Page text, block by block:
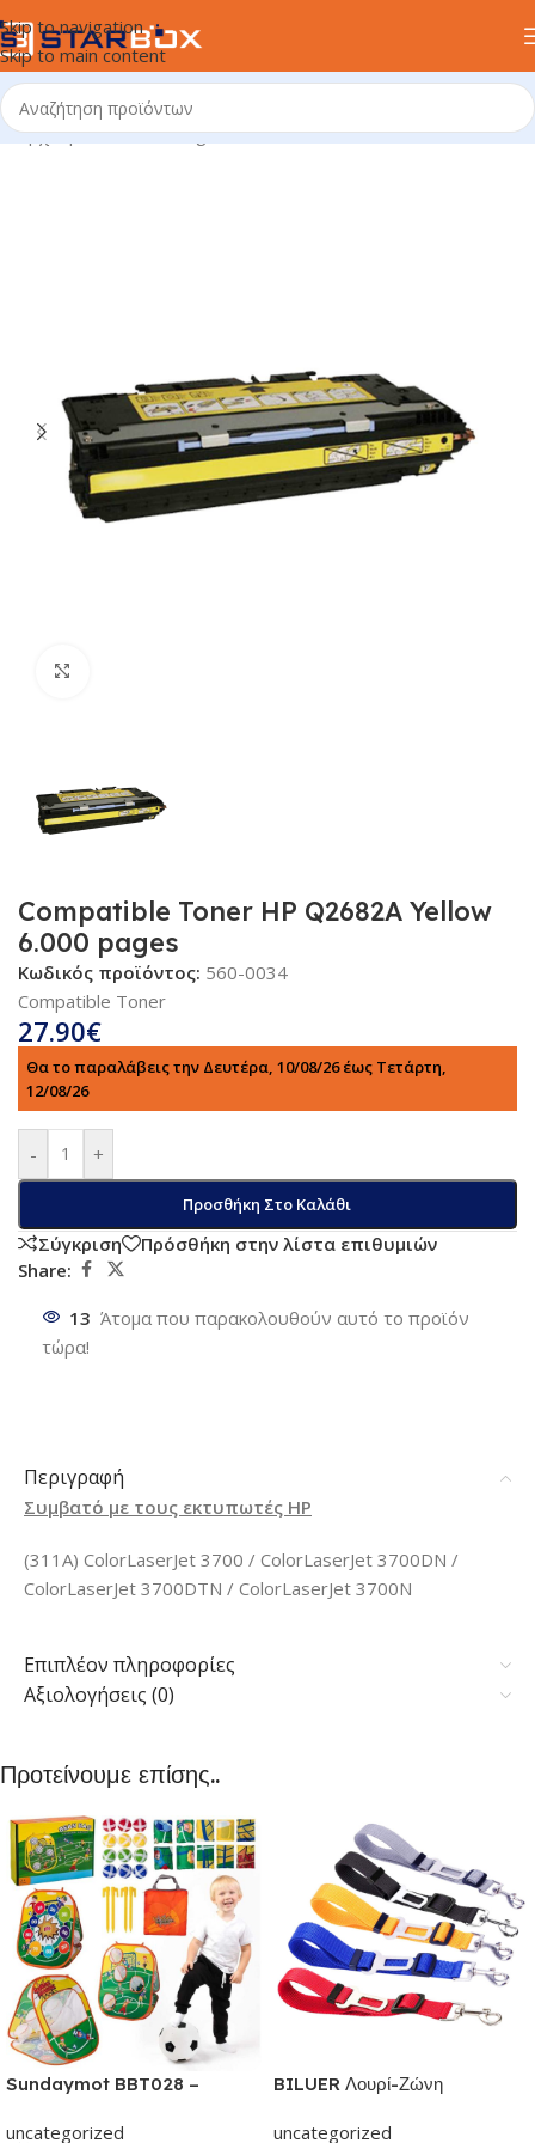
Skip to navigation
Skip to main content
Αρχική σελίδα/uncategorized
Compatible Toner HP Q2682A Yellow
6.000 pages
Κωδικός προϊόντος: 560-0034
Compatible Toner
27.90€
Θα το παραλάβεις την Δευτέρα, 10/08/26 έως Τετάρτη,
12/08/26
- +
Προσθήκη Στο Καλάθι
Σύγκριση
Πρόσθήκη στην λίστα επιθυμιών
Share:
13 Άτομα που παρακολουθούν αυτό το προϊόν
τώρα!
Περιγραφή
Συμβατό με τους εκτυπωτές HP
(311A) ColorLaserJet 3700 / ColorLaserJet 3700DN /
ColorLaserJet 3700DTN / ColorLaserJet 3700N
Επιπλέον πληροφορίες
Αξιολογήσεις (0)
Προτείνουμε επίσης..
Sundaymot BBT028 –
εσωτερικού χώρου για παιδιά |
uncategorized
BILUER Λουρί-Ζώνη
για Σκύλους και Γάτες | Με
uncategorized